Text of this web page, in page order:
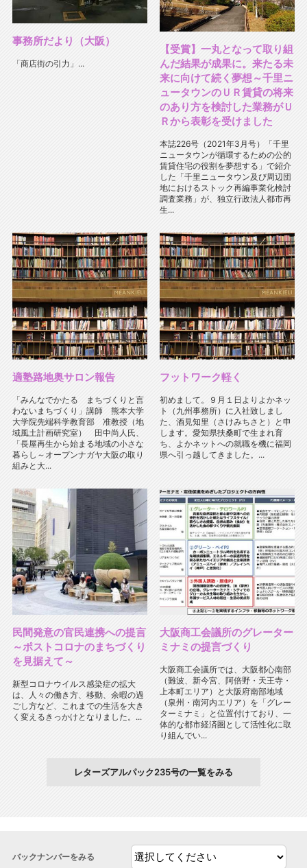
事務所だより（大阪）
「商店街の引力」...
【受賞】一丸となって取り組
んだ結果が成果に。来たる未
来に向けて続く夢想～千里ニ
ュータウンのＵＲ賃貸の将来
のあり方を検討した業務がＵ
Ｒから表彰を受けました
本誌226号（2021年3月号）「千里
ニュータウンが循環するための公的
賃貸住宅の役割を夢想する」で紹介
した「千里ニュータウン及び周辺団
地におけるストック再編事業化検討
調査業務」が、独立行政法人都市再
生...
適塾路地奥サロン報告
「みんなでかたる まちづくりと言
わないまちづくり」講師 熊本大学
大学院先端科学教育部 准教授（地
域風土計画研究室） 田中尚人氏、
「長屋再生から始まる地域の小さな
暮らし～オープンナガヤ大阪の取り
組みと大...
フットワーク軽く
初めまして。９月１日よりよかネッ
ト（九州事務所）に入社致しまし
た、酒見知里（さけみちさと）と申
します。愛知県扶桑町で生まれ育
ち、よかネットへの就職を機に福岡
県へ引っ越してきました。...
民間発意の官民連携への提言
～ポストコロナのまちづくり
を見据えて～
新型コロナウイルス感染症の拡大
は、人々の働き方、移動、余暇の過
ごし方など、これまでの生活を大き
く変えるきっかけとなりました。...
大阪商工会議所のグレーター
ミナミの提言づくり
大阪商工会議所では、大阪都心南部
（難波、新今宮、阿倍野・天王寺・
上本町エリア）と大阪府南部地域
（泉州・南河内エリア）を「グレー
ターミナミ」と位置付けており、一
体的な都市経済圏として活性化に取
り組んでい...
レターズアルパック235号の一覧をみる
バックナンバーをみる